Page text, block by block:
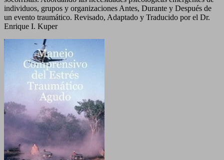
Estrés
Traumático
individuos, grupos y organizaciones Antes, Durante y Después de
un evento traumático. Revisado, Adaptado y Traducido por el Dr.
Enrique I. Kuper